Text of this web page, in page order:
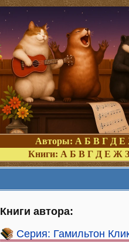
Авторы: А Б В Г Д Е
Книги: А Б В Г Д Е Ж З
Книги автора:
Серия: Гамильтон